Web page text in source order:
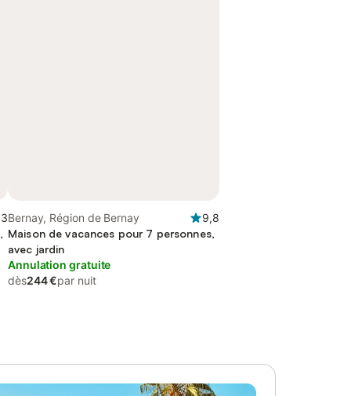
Bernay, Région de Bernay
9,8
Maison de vacances pour 7 personnes,
avec jardin
Annulation gratuite
dès244 €par nuit